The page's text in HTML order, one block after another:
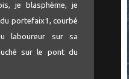
je blasphème, je
portefaix1, courbé
laboureur sur sa
sur le pont du